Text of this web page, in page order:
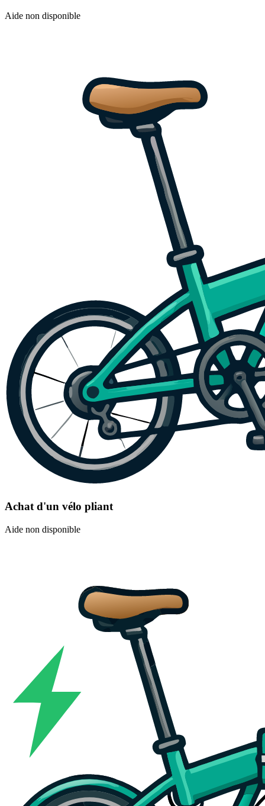
Aide non disponible
Achat d'un vélo pliant
Aide non disponible